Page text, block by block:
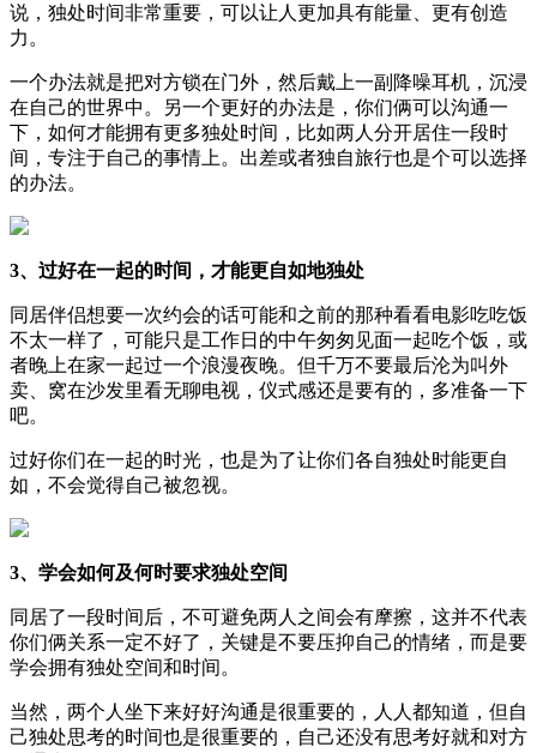
说，独处时间非常重要，可以让人更加具有能量、更有创造
力。
一个办法就是把对方锁在门外，然后戴上一副降噪耳机，沉浸
在自己的世界中。另一个更好的办法是，你们俩可以沟通一
下，如何才能拥有更多独处时间，比如两人分开居住一段时
间，专注于自己的事情上。出差或者独自旅行也是个可以选择
的办法。
3、过好在一起的时间，才能更自如地独处
同居伴侣想要一次约会的话可能和之前的那种看看电影吃吃饭
不太一样了，可能只是工作日的中午匆匆见面一起吃个饭，或
者晚上在家一起过一个浪漫夜晚。但千万不要最后沦为叫外
卖、窝在沙发里看无聊电视，仪式感还是要有的，多准备一下
吧。
过好你们在一起的时光，也是为了让你们各自独处时能更自
如，不会觉得自己被忽视。
3、学会如何及何时要求独处空间
同居了一段时间后，不可避免两人之间会有摩擦，这并不代表
你们俩关系一定不好了，关键是不要压抑自己的情绪，而是要
学会拥有独处空间和时间。
当然，两个人坐下来好好沟通是很重要的，人人都知道，但自
己独处思考的时间也是很重要的，自己还没有思考好就和对方